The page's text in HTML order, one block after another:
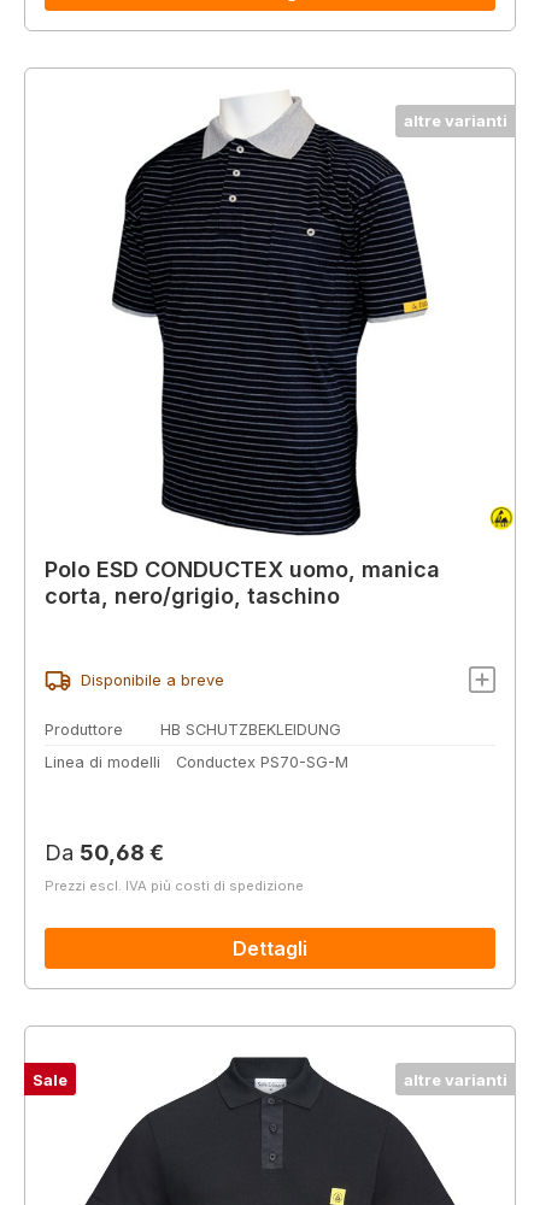
altre varianti
Polo ESD CONDUCTEX uomo, manica
corta, nero/grigio, taschino
Disponibile a breve
Produttore
HB SCHUTZBEKLEIDUNG
Linea di modelli
Conductex PS70-SG-M
Prezzo normale:
Da 50,68 €
Prezzi escl. IVA più costi di spedizione
Dettagli
altre varianti
Sale